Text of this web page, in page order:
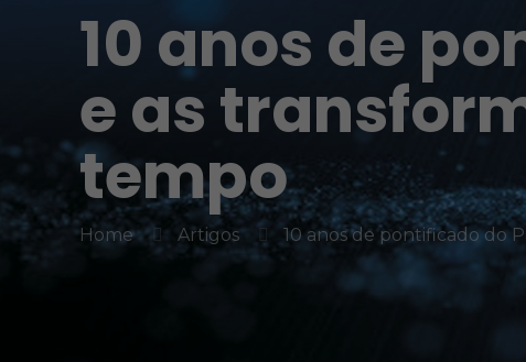
10 anos de
e as
tempo
Home Artigos 10 anos de pontificado do